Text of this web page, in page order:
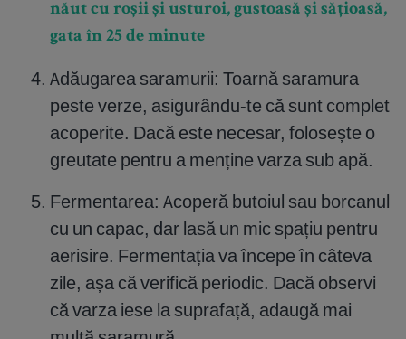
năut cu roșii și usturoi, gustoasă și sățioasă,
gata în 25 de minute
Adăugarea saramurii: Toarnă saramura
peste verze, asigurându-te că sunt complet
acoperite. Dacă este necesar, folosește o
greutate pentru a menține varza sub apă.
Fermentarea: Acoperă butoiul sau borcanul
cu un capac, dar lasă un mic spațiu pentru
aerisire. Fermentația va începe în câteva
zile, așa că verifică periodic. Dacă observi
că varza iese la suprafață, adaugă mai